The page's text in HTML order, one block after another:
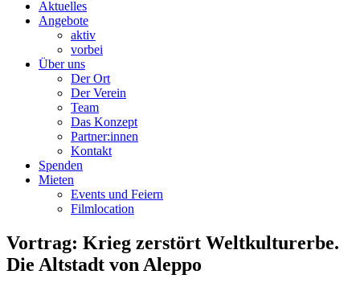
Aktuelles
Angebote
aktiv
vorbei
Über uns
Der Ort
Der Verein
Team
Das Konzept
Partner:innen
Kontakt
Spenden
Mieten
Events und Feiern
Filmlocation
Vortrag: Krieg zerstört Weltkulturerbe.
Die Altstadt von Aleppo